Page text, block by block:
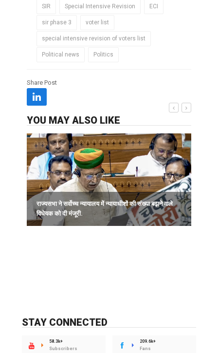
SIR Special Intensive Revision ECI
sir phase 3 voter list
special intensive revision of voters list
Political news Politics
Share Post
YOU MAY ALSO LIKE
राज्यसभा ने सर्वोच्च न्यायालय में न्यायाधीशों की संख्या बढ़ाने वाले
विधेयक को दी मंजूरी.
STAY CONNECTED
58.3k+
Subscribers
209.6k+
Fans